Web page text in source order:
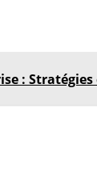
: Stratégies